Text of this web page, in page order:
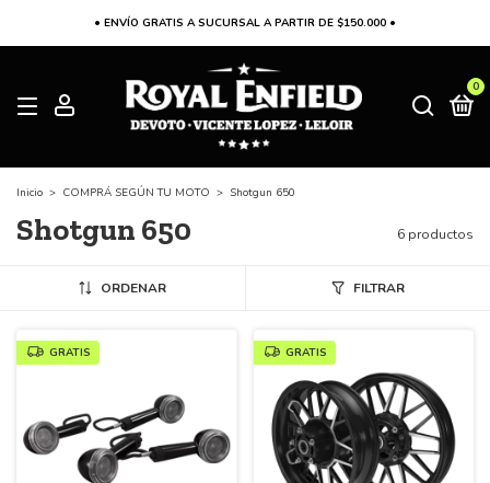
• ENVÍO GRATIS A SUCURSAL A PARTIR DE $150.000 •
0
Inicio > COMPRÁ SEGÚN TU MOTO > Shotgun 650
Shotgun 650 6 productos
ORDENAR FILTRAR
GRATIS GRATIS